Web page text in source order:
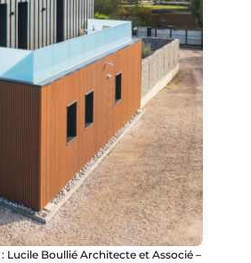
Lucile Boullié Architecte et Associé –